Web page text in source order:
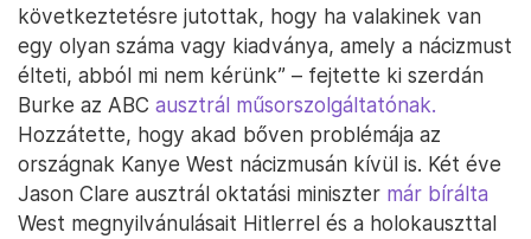
következtetésre jutottak, hogy ha valakinek van
egy olyan száma vagy kiadványa, amely a nácizmust
élteti, abból mi nem kérünk” – fejtette ki szerdán
Burke az ABC ausztrál műsorszolgáltatónak.
Hozzátette, hogy akad bőven problémája az
országnak Kanye West nácizmusán kívül is. Két éve
Jason Clare ausztrál oktatási miniszter már bírálta
West megnyilvánulásait Hitlerrel és a holokauszttal